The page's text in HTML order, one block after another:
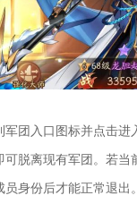
团入口图标并点击
脱离现有军团。若
身份后才能正常退